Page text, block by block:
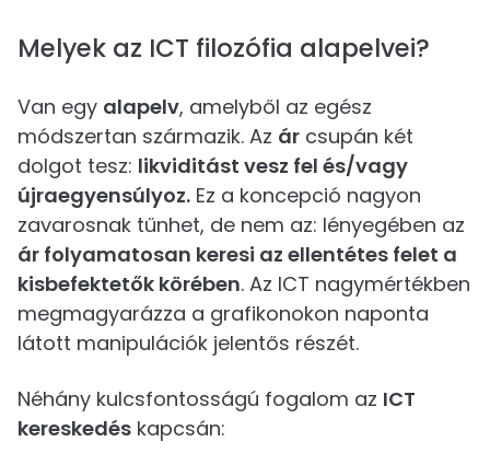
Melyek az ICT filozófia alapelvei?
Van egy alapelv, amelyből az egész
módszertan származik. Az ár csupán két
dolgot tesz: likviditást vesz fel és/vagy
újraegyensúlyoz. Ez a koncepció nagyon
zavarosnak tűnhet, de nem az: lényegében az
ár folyamatosan keresi az ellentétes felet a
kisbefektetők körében. Az ICT nagymértékben
megmagyarázza a grafikonokon naponta
látott manipulációk jelentős részét.
Néhány kulcsfontosságú fogalom az ICT
kereskedés kapcsán: